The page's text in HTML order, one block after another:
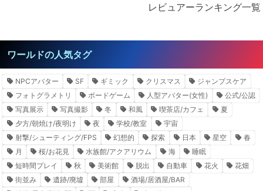
レビュアーランキング一覧
ワールドの人気タグ
NPCアバター SF ギミック クリスマス
ジャンプスケア
フォトグラメトリ
ボードゲーム 人型アバター(女性)
公式/公認
写真展示
写真撮影 冬 和風 喫茶店/カフェ
夏
夕方/朝焼け/夜明け
夜 学校/教室
宇宙
射撃/シューティング/FPS
幻想的 探索 日本 星空
春
月
桜/お花見 水族館/アクアリウム 海
睡眠
短時間プレイ
秋 美術館 脱出 自動車 花火
花畑
街並み
遺跡/廃墟 部屋
酒場/居酒屋/BAR